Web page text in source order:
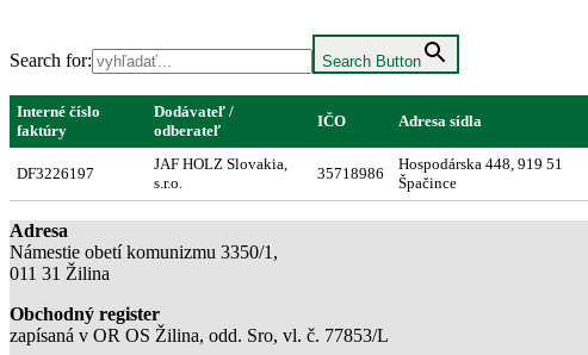
Search for: Search Button
Interné číslo
faktúry
Dodávateľ /
odberateľ
IČO Adresa sídla
DF3226197
JAF HOLZ Slovakia,
s.r.o.
35718986
Hospodárska 448, 919 51
Špačince
Adresa
Námestie obetí komunizmu 3350/1,
011 31 Žilina
Obchodný register
zapísaná v OR OS Žilina, odd. Sro, vl. č. 77853/L